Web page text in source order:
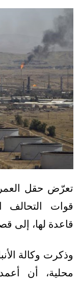
تعرّض حقل
قوات التحالف
قاعدة لها، إلى
وذكرت وكالة
محلية، أن